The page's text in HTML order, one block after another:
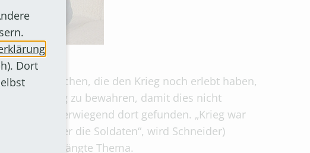
gesprochen, die den Krieg noch erlebt haben,
den Krieg zu bewahren, damit dies nicht
überwiegend dort gefunden. „Krieg war
auch über die Soldaten“, wird Schneider)
oft verdrängte Thema.
Dort